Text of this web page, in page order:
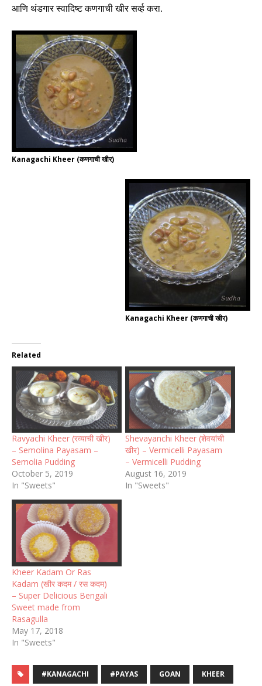
आणि थंडगार स्वादिष्ट कणगाची खीर सर्व्ह करा.
Kanagachi Kheer (कणगाची खीर)
Kanagachi Kheer (कणगाची खीर)
Related
Ravyachi Kheer (रव्याची खीर)
– Semolina Payasam –
Semolia Pudding
October 5, 2019
In "Sweets"
Shevayanchi Kheer (शेवयांची
खीर) – Vermicelli Payasam
– Vermicelli Pudding
August 16, 2019
In "Sweets"
Kheer Kadam Or Ras
Kadam (खीर कदम / रस कदम)
– Super Delicious Bengali
Sweet made from
Rasagulla
May 17, 2018
In "Sweets"
#KANAGACHI #PAYAS GOAN KHEER